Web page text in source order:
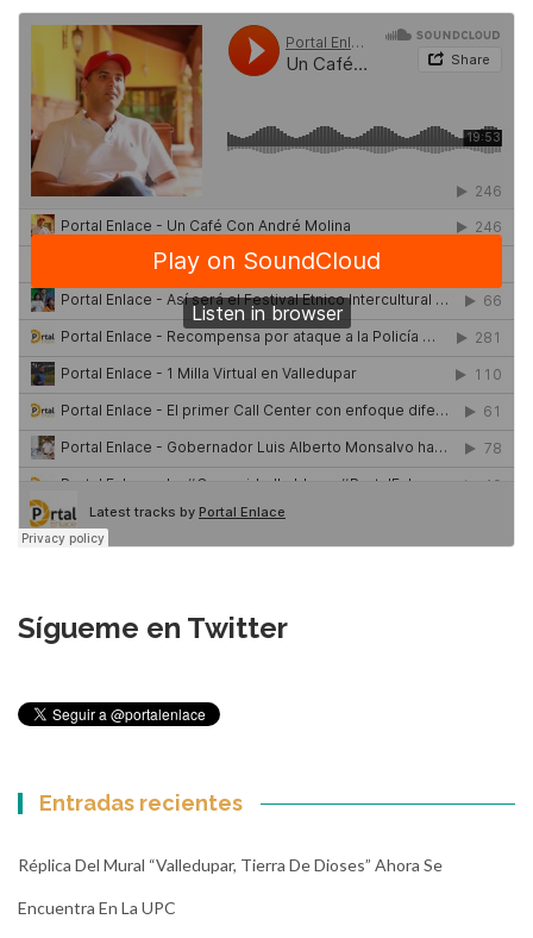
Sígueme en Twitter
Entradas recientes
Réplica Del Mural “Valledupar, Tierra De Dioses” Ahora Se
Encuentra En La UPC